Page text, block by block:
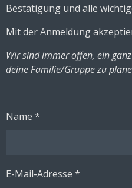
Bestätigung und alle
Mit der Anmeldung
Wir sind immer offen, ein
deine Familie/Gruppe zu
Name *
E-Mail-Adresse *